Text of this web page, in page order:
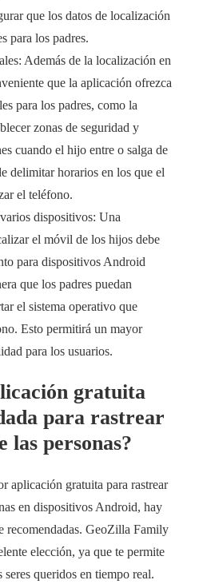
que los datos de localización
para los padres.
Además de la localización en
que la aplicación ofrezca
para los padres, como la
zonas de seguridad y
cuando el hijo entre o salga de
delimitar horarios en los que el
el teléfono.
dispositivos: Una
el móvil de los hijos debe
para dispositivos Android
que los padres puedan
el sistema operativo que
Esto permitirá un mayor
para los usuarios.
gratuita
para rastrear
las personas?
aplicación gratuita para rastrear
en dispositivos Android, hay
recomendadas. GeoZilla Family
elección, ya que te permite
queridos en tiempo real.